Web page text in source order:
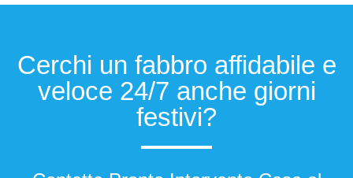
Cerchi un fabbro affidabile e
veloce 24/7 anche giorni
festivi?